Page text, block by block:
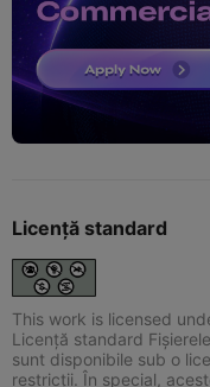
Licență standard
This work is licensed
Licență standard
sunt disponibile sub o
restricții. În special,